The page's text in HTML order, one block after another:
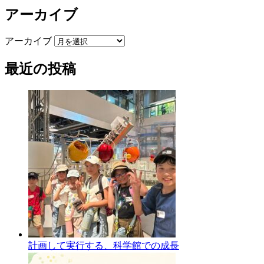
アーカイブ
アーカイブ
最近の投稿
計画して実行する、科学館での成長